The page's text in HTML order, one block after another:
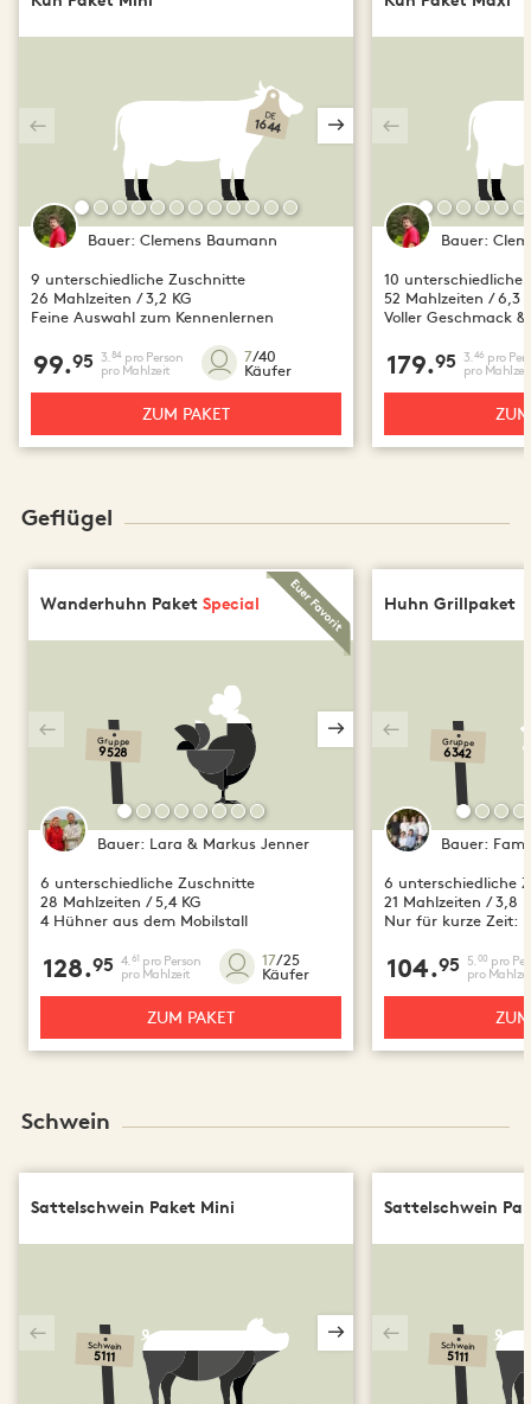
DE
1644
Bauer: Clemens Baumann
9 unterschiedliche Zuschnitte
26 Mahlzeiten / 3,2 KG
Feine Auswahl zum Kennenlernen
99.95 3. 84pro Person
pro Mahlzeit
7/40
Käufer
ZUM PAKET
Bauer:
10 unterschiedliche
52 Mahlzeiten / 6,3
Voller Geschmack
179.95 3. 46 pro
pro
Geflügel
Wanderhuhn PaketSpecial
Gruppe
9528
Bauer: Lara & Markus Jenner
6 unterschiedliche Zuschnitte
28 Mahlzeiten / 5,4 KG
4 Hühner aus dem Mobilstall
128.95 4. 61 pro Person
pro Mahlzeit
17/25
Käufer
ZUM PAKET
Huhn Grillpaket
Gruppe
6342
Bauer:
6 unterschiedliche
21 Mahlzeiten / 3,8
Nur für kurze Zeit:
104.95 5. 00 pro
pro
Schwein
Sattelschwein Paket Mini
Schwein
5111
Sattelschwein
Schwein
5111